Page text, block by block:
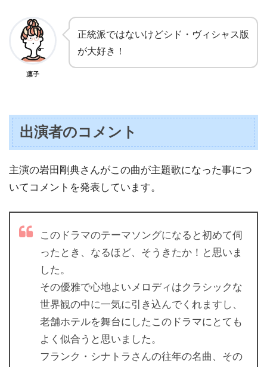
凛子
正統派ではないけどシド・ヴィシャス版
が大好き！
出演者のコメント
主演の岩田剛典さんがこの曲が主題歌になった事につ
いてコメントを発表しています。
このドラマのテーマソングになると初めて伺
ったとき、なるほど、そうきたか！と思いま
した。
その優雅で心地よいメロディはクラシックな
世界観の中に一気に引き込んでくれますし、
老舗ホテルを舞台にしたこのドラマにとても
よく似合うと思いました。
フランク・シナトラさんの往年の名曲、その